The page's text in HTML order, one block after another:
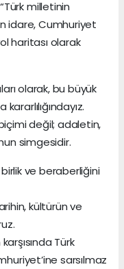
milletinin
idare, Cumhuriyet
haritası olarak
olarak, bu büyük
değil; adaletin,
simgesidir.
ve beraberliğini
kültürün ve
Türk
sarsılmaz